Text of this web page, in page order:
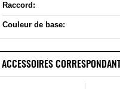
Raccord:
Couleur de base:
ACCESSOIRES